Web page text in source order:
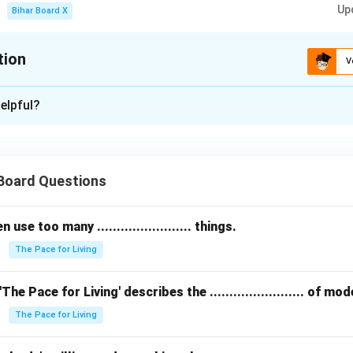
Bihar Board X
PDF Questions
use too many ........................ things.
The Pace for Living
Pace for Living' describes the ........................ of
The Pace for Living